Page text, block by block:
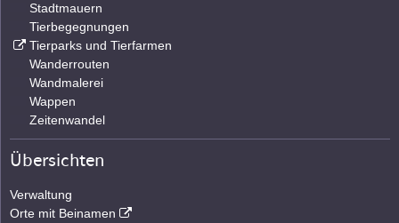
Stadtmauern
Tierbegegnungen
Tierparks und Tierfarmen
Wanderrouten
Wandmalerei
Wappen
Zeitenwandel
Übersichten
Verwaltung
Orte mit Beinamen